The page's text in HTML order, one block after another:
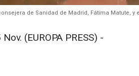
de Sanidad de Madrid, Fátima Matute,
(EUROPA PRESS) -